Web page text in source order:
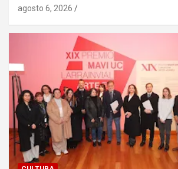
agosto 6, 2026